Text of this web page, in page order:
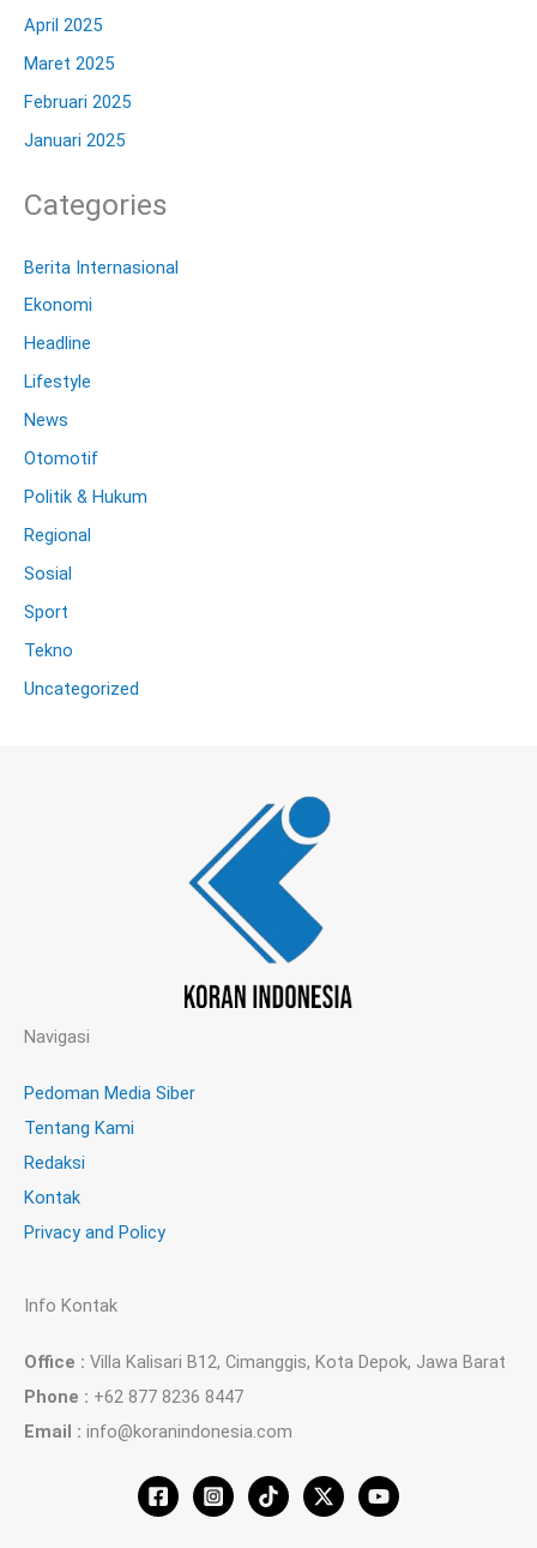
April 2025
Maret 2025
Februari 2025
Januari 2025
Categories
Berita Internasional
Ekonomi
Headline
Lifestyle
News
Otomotif
Politik & Hukum
Regional
Sosial
Sport
Tekno
Uncategorized
Navigasi
Pedoman Media Siber
Tentang Kami
Redaksi
Kontak
Privacy and Policy
Info Kontak
Office : Villa Kalisari B12, Cimanggis, Kota Depok, Jawa Barat
Phone : +62 877 8236 8447
Email : info@koranindonesia.com